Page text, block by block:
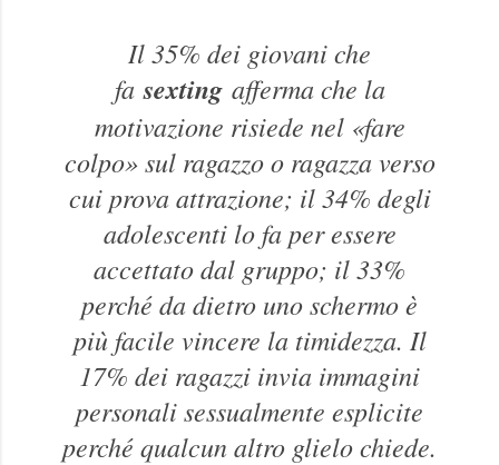
Il 35% dei giovani che
fasextingafferma che la
motivazione risiede nel «fare
colpo» sul ragazzo o ragazza verso
cui prova attrazione; il 34% degli
adolescenti lo fa per essere
accettato dal gruppo; il 33%
perché da dietro uno schermo è
più facile vincere la timidezza. Il
17% dei ragazzi invia immagini
personali sessualmente esplicite
perché qualcun altro glielo chiede.